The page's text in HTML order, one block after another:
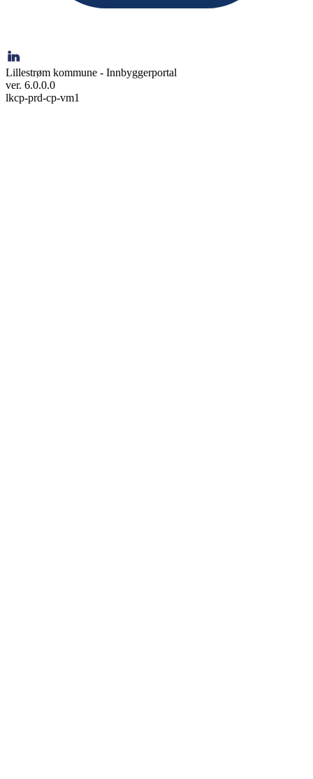
Lillestrøm kommune - Innbyggerportal
ver. 6.0.0.0
lkcp-prd-cp-vm1